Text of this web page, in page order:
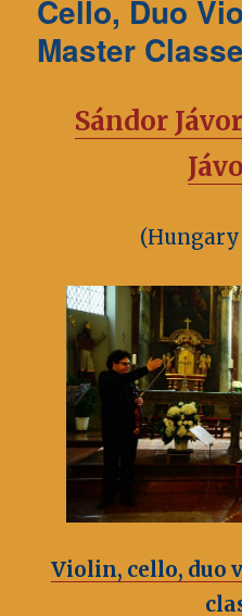
Cello, Duo
Master
Sándor
Violin, cello, duo